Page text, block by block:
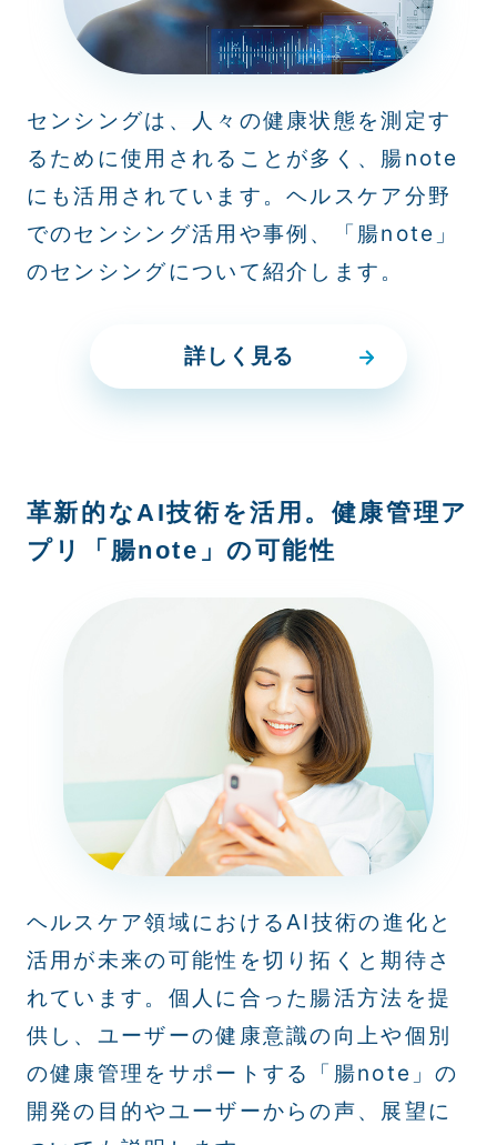
センシングは、人々の健康状態を測定す
るために使用されることが多く、腸note
にも活用されています。ヘルスケア分野
でのセンシング活用や事例、「腸note」
のセンシングについて紹介します。
詳しく見る
革新的なAI技術を活用。健康管理ア
プリ「腸note」の可能性
ヘルスケア領域におけるAI技術の進化と
活用が未来の可能性を切り拓くと期待さ
れています。個人に合った腸活方法を提
供し、ユーザーの健康意識の向上や個別
の健康管理をサポートする「腸note」の
開発の目的やユーザーからの声、展望に